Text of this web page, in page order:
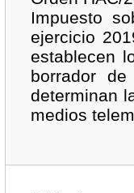
Impuesto
ejercicio
establecen
borrador
determinan
medios